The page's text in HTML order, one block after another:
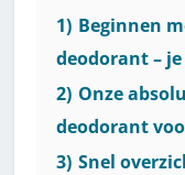
1) Beginnen
deodorant –
2) Onze
deodorant
3) Snel